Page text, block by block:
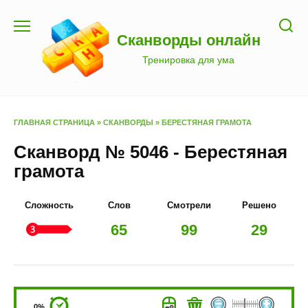
содержанию
Сканворды онлайн
Тренировка для ума
ГЛАВНАЯ СТРАНИЦА » СКАНВОРДЫ » БЕРЕСТЯНАЯ ГРАМОТА
Сканворд № 5046 - Берестяная
грамота
Сложность Слов
65
Смотрели
99
Решено
29